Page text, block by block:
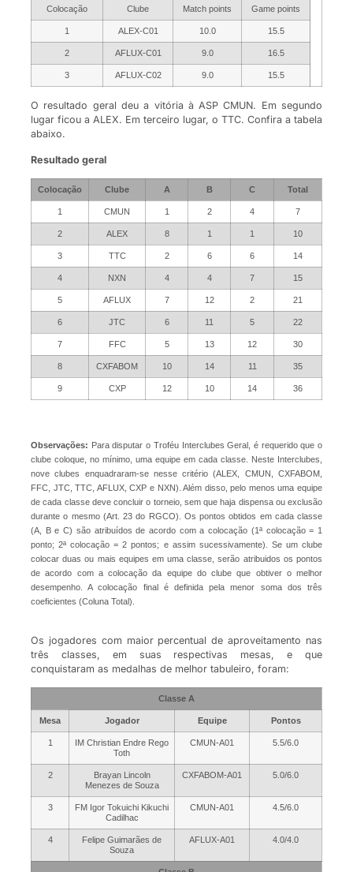
Colocação Clube Match points Game points
1 ALEX-C01 10.0 15.5
2 AFLUX-C01 9.0 16.5
3 AFLUX-C02 9.0 15.5
O resultado geral deu a vitória à ASP CMUN. Em segundo
lugar ficou a ALEX. Em terceiro lugar, o TTC. Confira a tabela
abaixo.
Resultado geral
Colocação Clube A B C Total
1 CMUN 1 2 4 7
2 ALEX 8 1 1 10
3 TTC 2 6 6 14
4 NXN 4 4 7 15
5 AFLUX 7 12 2 21
6 JTC 6 11 5 22
7 FFC 5 13 12 30
8 CXFABOM 10 14 11 35
9 CXP 12 10 14 36
Observações: Para disputar o Troféu Interclubes Geral, é requerido que o
clube coloque, no mínimo, uma equipe em cada classe. Neste Interclubes,
nove clubes enquadraram-se nesse critério (ALEX, CMUN, CXFABOM,
FFC, JTC, TTC, AFLUX, CXP e NXN). Além disso, pelo menos uma equipe
de cada classe deve concluir o torneio, sem que haja dispensa ou exclusão
durante o mesmo (Art. 23 do RGCO). Os pontos obtidos em cada classe
(A, B e C) são atribuídos de acordo com a colocação (1ª colocação = 1
ponto; 2ª colocação = 2 pontos; e assim sucessivamente). Se um clube
colocar duas ou mais equipes em uma classe, serão atribuidos os pontos
de acordo com a colocação da equipe do clube que obtiver o melhor
desempenho. A colocação final é definida pela menor soma dos três
coeficientes (Coluna Total).
Os jogadores com maior percentual de aproveitamento nas
três classes, em suas respectivas mesas, e que
conquistaram as medalhas de melhor tabuleiro, foram:
Classe A
Mesa Jogador Equipe Pontos
1
IM Christian Endre Rego
Toth
CMUN-A01 5.5/6.0
2
Brayan Lincoln
Menezes de Souza
CXFABOM-A01 5.0/6.0
3
FM Igor Tokuichi Kikuchi
Cadilhac
CMUN-A01 4.5/6.0
4
Felipe Guimarães de
Souza
AFLUX-A01 4.0/4.0